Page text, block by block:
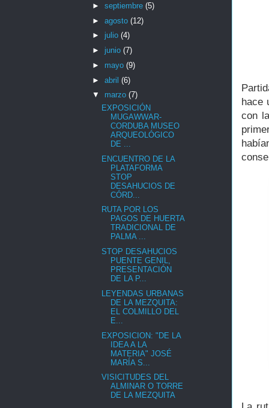
hace
con
► septiembre (5)
► agosto (12)
► julio (4)
► junio (7)
► mayo (9)
► abril (6)
▼ marzo (7)
EXPOSICIÓN
MUGAWWAR-
CORDUBA MUSEO
ARQUEOLÓGICO
DE ...
ENCUENTRO DE LA
PLATAFORMA
STOP
DESAHUCIOS DE
CÓRD...
RUTA POR LOS
PAGOS DE HUERTA
TRADICIONAL DE
PALMA ...
STOP DESAHUCIOS
PUENTE GENIL,
PRESENTACIÓN
DE LA P...
LEYENDAS URBANAS
DE LA MEZQUITA:
EL COLMILLO DEL
E...
EXPOSICION: "DE LA
IDEA A LA
MATERIA" JOSÉ
MARÍA S...
VISICITUDES DEL
ALMINAR O TORRE
DE LA MEZQUITA